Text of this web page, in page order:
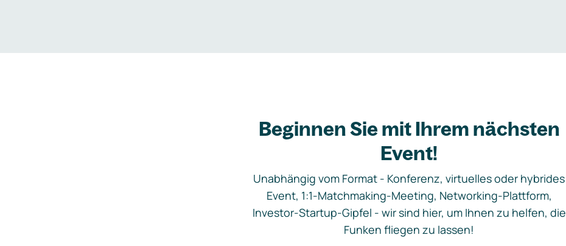
Beginnen Sie mit Ihrem nächsten
Event!
Unabhängig vom Format - Konferenz, virtuelles oder hybrides
Event, 1:1-Matchmaking-Meeting, Networking-Plattform,
Investor-Startup-Gipfel - wir sind hier, um Ihnen zu helfen, die
Funken fliegen zu lassen!